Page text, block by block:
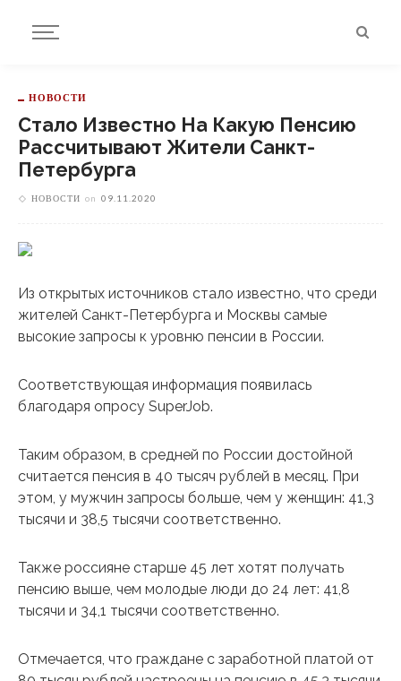
НОВОСТИ
Стало Известно На Какую Пенсию
Рассчитывают Жители Санкт-
Петербурга
НОВОСТИ on 09.11.2020
Из открытых источников стало известно, что среди
жителей Санкт-Петербурга и Москвы самые
высокие запросы к уровню пенсии в России.
Соответствующая информация появилась
благодаря опросу SuperJob.
Таким образом, в средней по России достойной
считается пенсия в 40 тысяч рублей в месяц. При
этом, у мужчин запросы больше, чем у женщин: 41,3
тысячи и 38,5 тысячи соответственно.
Также россияне старше 45 лет хотят получать
пенсию выше, чем молодые люди до 24 лет: 41,8
тысячи и 34,1 тысячи соответственно.
Отмечается, что граждане с заработной платой от